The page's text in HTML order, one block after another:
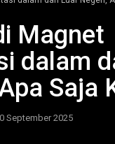
Magnet
dalam
Saja
September 2025